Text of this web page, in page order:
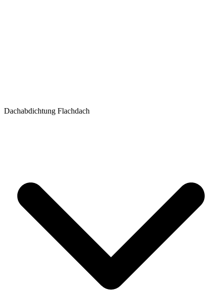
Dachabdichtung Flachdach